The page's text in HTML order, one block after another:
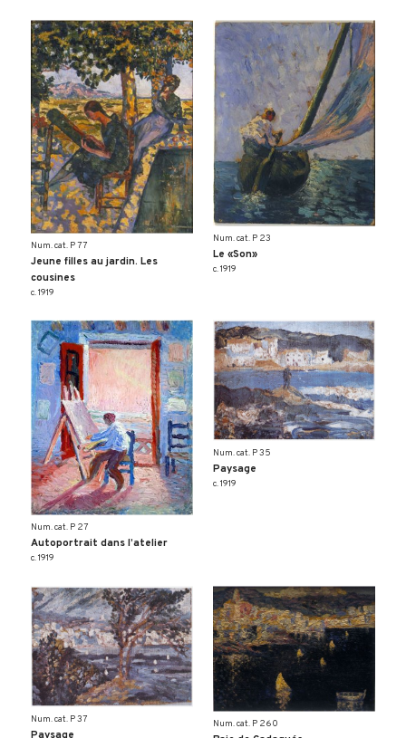
Num. cat. P 77
Jeune filles au jardin. Les
cousines
c. 1919
Num. cat. P 23
Le «Son»
c. 1919
Num. cat. P 27
Autoportrait dans l’atelier
c. 1919
Num. cat. P 35
Paysage
c. 1919
Num. cat. P 37
Paysage
Num. cat. P 260